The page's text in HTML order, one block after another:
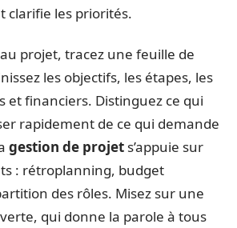
clarifie les priorités.
projet, tracez une feuille de
les objectifs, les étapes, les
et financiers. Distinguez ce qui
rapidement de ce qui demande
gestion de projet s’appuie sur
: rétroplanning, budget
des rôles. Misez sur une
qui donne la parole à tous